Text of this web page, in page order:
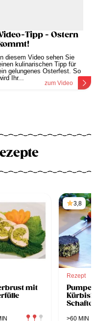
Tipp - Ostern
In diesem Video sehen Sie
kulinarischen Tipp für
gelungenes Osterfest. So
Ihr...
zum Video
mit
3,8
Rezept
>60 MIN